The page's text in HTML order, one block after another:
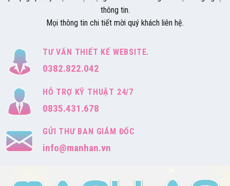
thông tin.
Mọi thông tin chi tiết mời quý khách liên hệ.
TƯ VẤN THIẾT KẾ WEBSITE.
0382.822.042
HỖ TRỢ KỸ THUẬT 24/7
0835.431.678
GỬI THƯ BAN GIÁM ĐỐC
info@manhan.vn